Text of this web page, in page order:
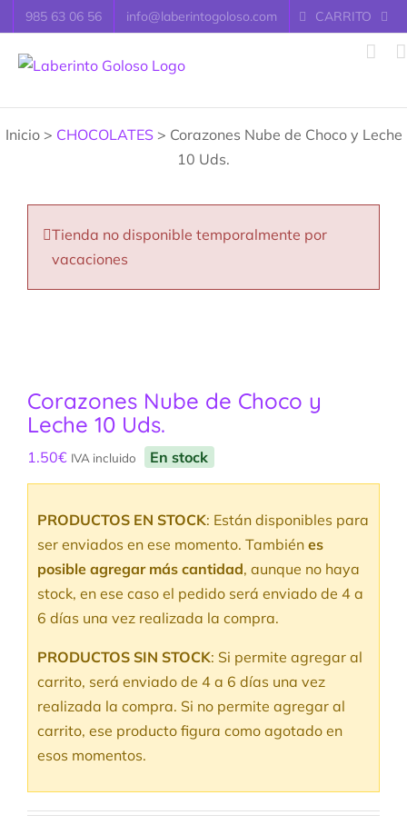
Saltar
al
contenido
985 63 06 56 info@laberintogoloso.com CARRITO
Inicio > CHOCOLATES> Corazones Nube de Choco y Leche
10 Uds.
Tienda no disponible temporalmente por
vacaciones
Corazones Nube de Choco y
Leche 10 Uds.
1.50€ IVA incluido En stock
PRODUCTOS EN STOCK: Están disponibles para
ser enviados en ese momento. También es
posible agregar más cantidad, aunque no haya
stock, en ese caso el pedido será enviado de 4 a
6 días una vez realizada la compra.
PRODUCTOS SIN STOCK: Si permite agregar al
carrito, será enviado de 4 a 6 días una vez
realizada la compra. Si no permite agregar al
carrito, ese producto figura como agotado en
esos momentos.